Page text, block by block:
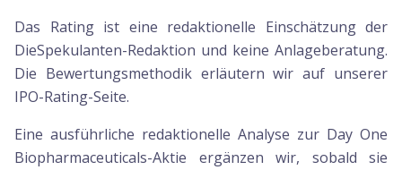
Das Rating ist eine redaktionelle Einschätzung der
DieSpekulanten-Redaktion und keine Anlageberatung.
Die Bewertungsmethodik erläutern wir auf unserer
IPO-Rating-Seite.
Eine ausführliche redaktionelle Analyse zur Day One
Biopharmaceuticals-Aktie ergänzen wir, sobald sie